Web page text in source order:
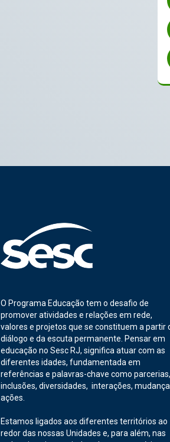
O Programa Educação tem o desafio de
promover atividades e relações em rede,
valores e projetos que se constituem a partir
diálogo e da escuta permanente. Pensar em
educação no Sesc RJ, significa atuar com as
diferentes idades, fundamentada em
referências e palavras-chave como parcerias,
inclusões, diversidades, interações,
ações.
Estamos ligados aos diferentes territórios ao
redor das nossas Unidades e, para além, nas